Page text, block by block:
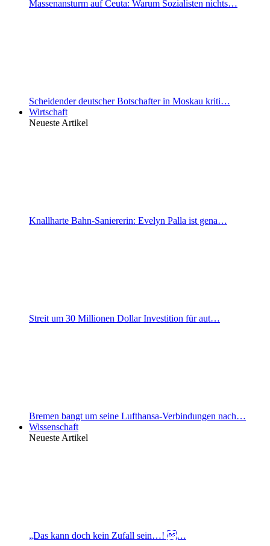
Massenansturm auf Ceuta: Warum Sozialisten nichts…
Scheidender deutscher Botschafter in Moskau kriti…
Wirtschaft
Neueste Artikel
Knallharte Bahn-Saniererin: Evelyn Palla ist gena…
Streit um 30 Millionen Dollar Investition für aut…
Bremen bangt um seine Lufthansa-Verbindungen nach…
Wissenschaft
Neueste Artikel
„Das kann doch kein Zufall sein…! …